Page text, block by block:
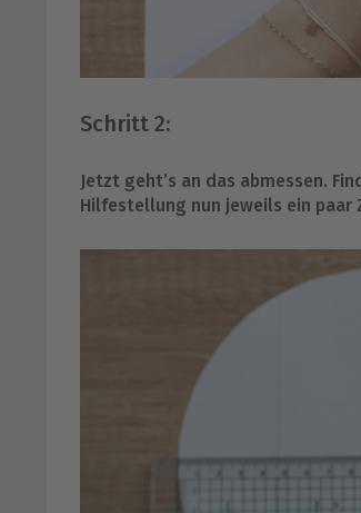
Schritt 2:
Jetzt geht’s an das abmessen.
Hilfestellung nun jeweils ein paar